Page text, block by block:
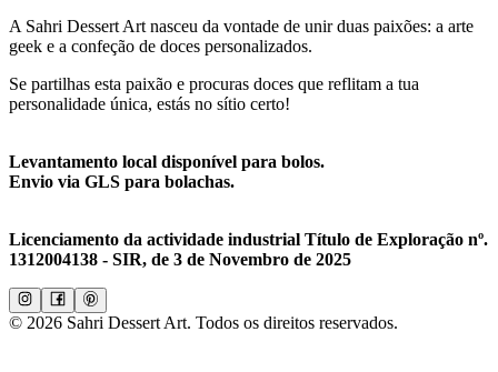
A Sahri Dessert Art nasceu da vontade de unir duas paixões: a arte
geek e a confeção de doces personalizados.
Se partilhas esta paixão e procuras doces que reflitam a tua
personalidade única, estás no sítio certo!
Levantamento local disponível para bolos.
Envio via GLS para bolachas.
Licenciamento da actividade industrial Título de Exploração nº.
1312004138 - SIR, de 3 de Novembro de 2025
© 2026 Sahri Dessert Art. Todos os direitos reservados.